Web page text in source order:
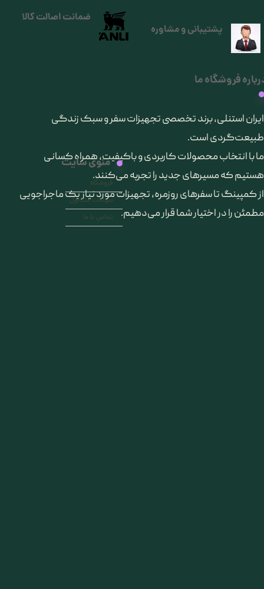
فروشگاه ما
​ایران استنلی، برند تخصصی تجهیزات سفر و سبک زندگی
طبیعت‌گردی است.
ما با انتخاب محصولات کاربردی و باکیفیت، همراه کسانی
هستیم که مسیرهای جدید را تجربه می‌کنند.
از کمپینگ تا سفرهای روزمره، تجهیزات مورد نیاز یک ماجراجویی
مطمئن را در اختیار شما قرار می‌دهیم.
منوی سایت
فروشگاه
سوالات متداول
تماس با ما
پشتیبانی و مشاوره
ضمانت اصالت کالا